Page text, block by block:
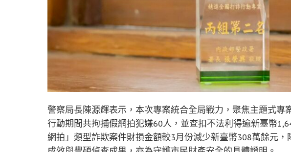
警察局長陳源輝表示，本次專案統合全局戰力，聚焦主題式專
行動期間共拘捕假網拍犯嫌60人，並查扣不法利得逾新臺幣
網拍」類型詐欺案件財損金額較3月份減少新臺幣308萬餘元，